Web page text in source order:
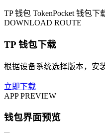
TP 钱包 TokenPocket 钱包下
DOWNLOAD ROUTE
TP 钱包下载
根据设备系统选择版本，安
立即下载
APP PREVIEW
钱包界面预览